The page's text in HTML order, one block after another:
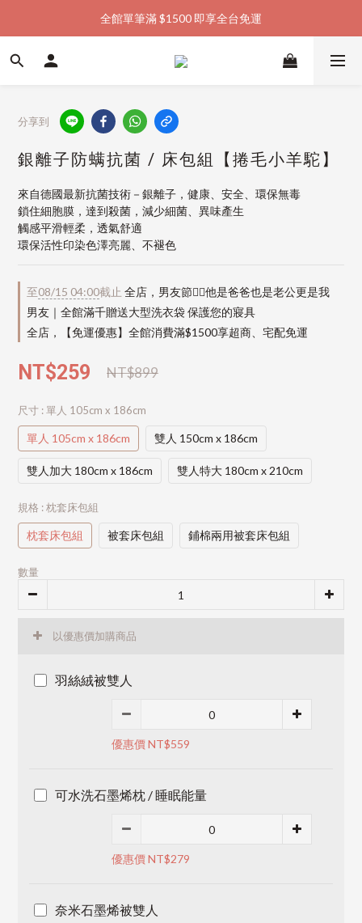
加入會員購物金  馬上領  馬上折
全館單筆滿 $1500 即享全台免運
加入會員購物金  馬上領  馬上折
分享到
銀離子防螨抗菌 / 床包組【捲毛小羊駝】
來自德國最新抗菌技術－銀離子，健康、安全、環保無毒
鎖住細胞膜，達到殺菌，減少細菌、異味產生
觸感平滑輕柔，透氣舒適
環保活性印染色澤亮麗、不褪色
至08/15 04:00截止 全店，男友節👱‍♂️他是爸爸也是老公更是我
男友｜全館滿千贈送大型洗衣袋 保護您的寢具
全店，【免運優惠】全館消費滿$1500享超商、宅配免運
NT$899
NT$259
尺寸 : 單人 105cm x 186cm
單人 105cm x 186cm 雙人 150cm x 186cm
雙人加大 180cm x 186cm 雙人特大 180cm x 210cm
規格 : 枕套床包組
枕套床包組 被套床包組 鋪棉兩用被套床包組
數量
以優惠價加購商品
羽絲絨被雙人
優惠價 NT$559
可水洗石墨烯枕 / 睡眠能量
優惠價 NT$279
奈米石墨烯被雙人